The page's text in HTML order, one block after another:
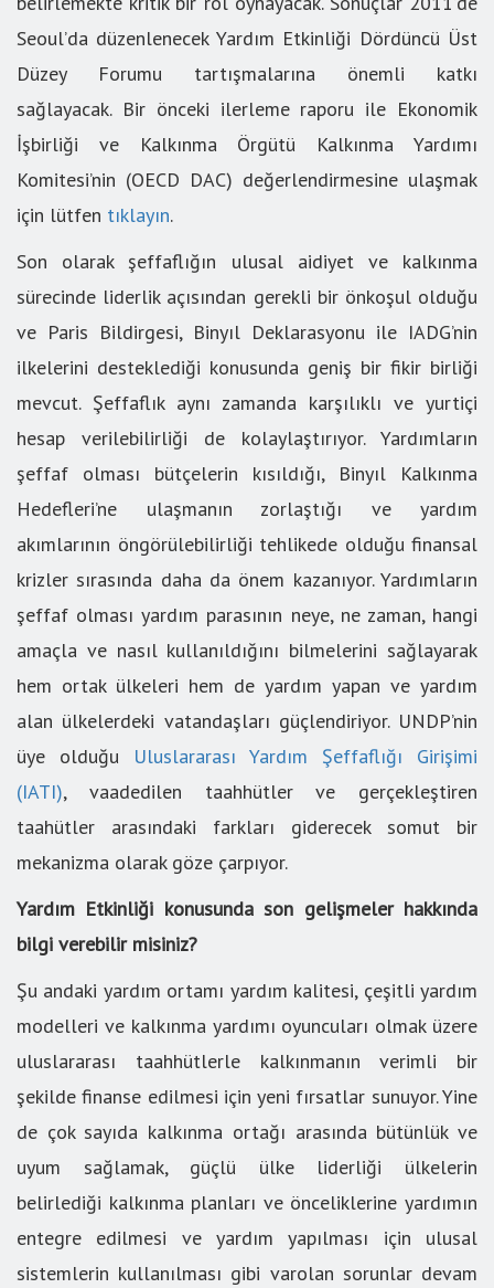
Seoul’da düzenlenecek Yardım Etkinliği Dördüncü Üst
Düzey Forumu tartışmalarına önemli katkı
sağlayacak. Bir önceki ilerleme raporu ile Ekonomik
İşbirliği ve Kalkınma Örgütü Kalkınma Yardımı
Komitesi’nin (OECD DAC) değerlendirmesine ulaşmak
için lütfen tıklayın.
Son olarak şeffaflığın ulusal aidiyet ve kalkınma
sürecinde liderlik açısından gerekli bir önkoşul olduğu
ve Paris Bildirgesi, Binyıl Deklarasyonu ile IADG’nin
ilkelerini desteklediği konusunda geniş bir fikir birliği
mevcut. Şeffaflık aynı zamanda karşılıklı ve yurtiçi
hesap verilebilirliği de kolaylaştırıyor. Yardımların
şeffaf olması bütçelerin kısıldığı, Binyıl Kalkınma
Hedefleri’ne ulaşmanın zorlaştığı ve yardım
akımlarının öngörülebilirliği tehlikede olduğu finansal
krizler sırasında daha da önem kazanıyor. Yardımların
şeffaf olması yardım parasının neye, ne zaman, hangi
amaçla ve nasıl kullanıldığını bilmelerini sağlayarak
hem ortak ülkeleri hem de yardım yapan ve yardım
alan ülkelerdeki vatandaşları güçlendiriyor. UNDP’nin
üye olduğu Uluslararası Yardım Şeffaflığı Girişimi
(IATI), vaadedilen taahhütler ve gerçekleştiren
taahütler arasındaki farkları giderecek somut bir
mekanizma olarak göze çarpıyor.
Yardım Etkinliği konusunda son gelişmeler hakkında
bilgi verebilir misiniz?
Şu andaki yardım ortamı yardım kalitesi, çeşitli yardım
modelleri ve kalkınma yardımı oyuncuları olmak üzere
uluslararası taahhütlerle kalkınmanın verimli bir
şekilde finanse edilmesi için yeni fırsatlar sunuyor. Yine
de çok sayıda kalkınma ortağı arasında bütünlük ve
uyum sağlamak, güçlü ülke liderliği ülkelerin
belirlediği kalkınma planları ve önceliklerine yardımın
entegre edilmesi ve yardım yapılması için ulusal
sistemlerin kullanılması gibi varolan sorunlar devam